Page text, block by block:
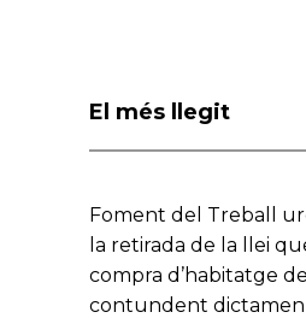
El més llegit
Foment del Treball
la retirada de la llei
compra d’habitatge
contundent dictamen